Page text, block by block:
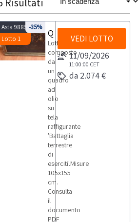
Asta 9885
Lotto 1
-35%
Lotto
composto
da
un
quadro
ad
olio
su
tela
raffigurante
'Battaglia
terrestre
di
eserciti'.Misure
105x155
cm.
Consulta
il
documento
PDF
VEDI LOTTO
11/09/2026
11:00:00 CET
da 2.074 €